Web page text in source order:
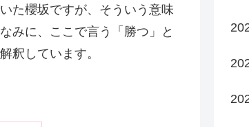
た櫻坂ですが、そういう意味
みに、ここで言う「勝つ」と
釈しています。